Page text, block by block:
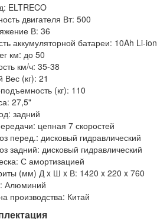
ELTRECO
двигателя Вт: 500
В: 36
аккумуляторной батареи: 10Ah Li-ion
км: до 50
км/ч: 35-38
Вес (кг): 21
(кг): 110
27,5"
задний
цепная 7 скоростей
перед.: дисковый гидравлический
задний: дисковый гидравлический
С амортизацией
(мм) Д x Ш x В: 1420 x 220 x 760
Алюминий
производства: Китай